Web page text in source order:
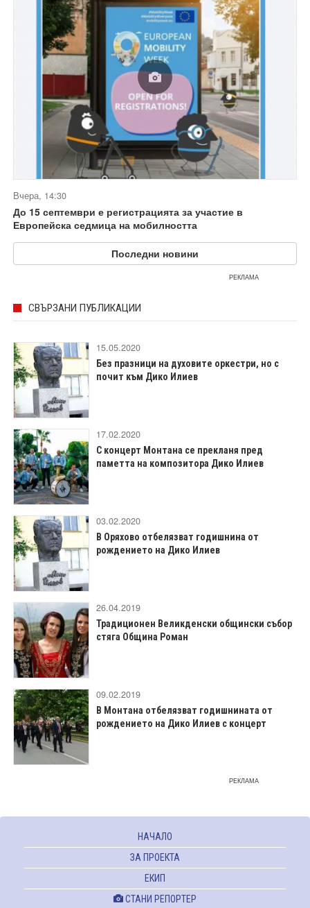
Вчера, 14:30
До 15 септември е регистрацията за участие в
Европейска седмица на мобилността
Последни новини
РЕКЛАМА
СВЪРЗАНИ ПУБЛИКАЦИИ
15.05.2020
Без празници на духовите оркестри, но с
почит към Дико Илиев
17.02.2020
С концерт Монтана се прекланя пред
паметта на композитора Дико Илиев
03.02.2020
В Оряхово отбелязват годишнина от
рождението на Дико Илиев
26.04.2019
Традиционен Великденски общински събор
стяга Община Роман
09.02.2019
В Монтана отбелязват годишнината от
рождението на Дико Илиев с концерт
РЕКЛАМА
НАЧАЛО
ЗА ПРОЕКТА
ЕКИП
СТАНИ РЕПОРТЕР